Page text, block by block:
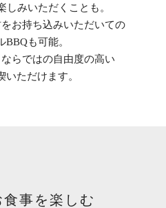
しみいただくことも。
お持ち込みいただいての
BBQも可能。
らではの自由度の高い
いただけます。
事を楽しむ